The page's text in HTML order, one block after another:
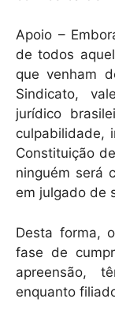
Apoio –
de todos
que venham
Sindicato,
jurídico
culpabilidade,
Constituição
ninguém será
em julgado de
Desta forma,
fase de
apreensão,
enquanto